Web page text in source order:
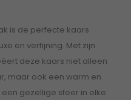
is de perfecte kaars
en verfijning. Met zijn
deze kaars niet alleen
maar ook een warm en
gezellige sfeer in elke